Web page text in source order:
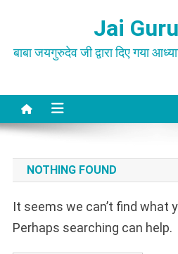
content
Jai
बाबा जयगुरुदेव जी द्वारा दिए गया
NOTHING FOUND
It seems we can’t find what
Perhaps searching can help.